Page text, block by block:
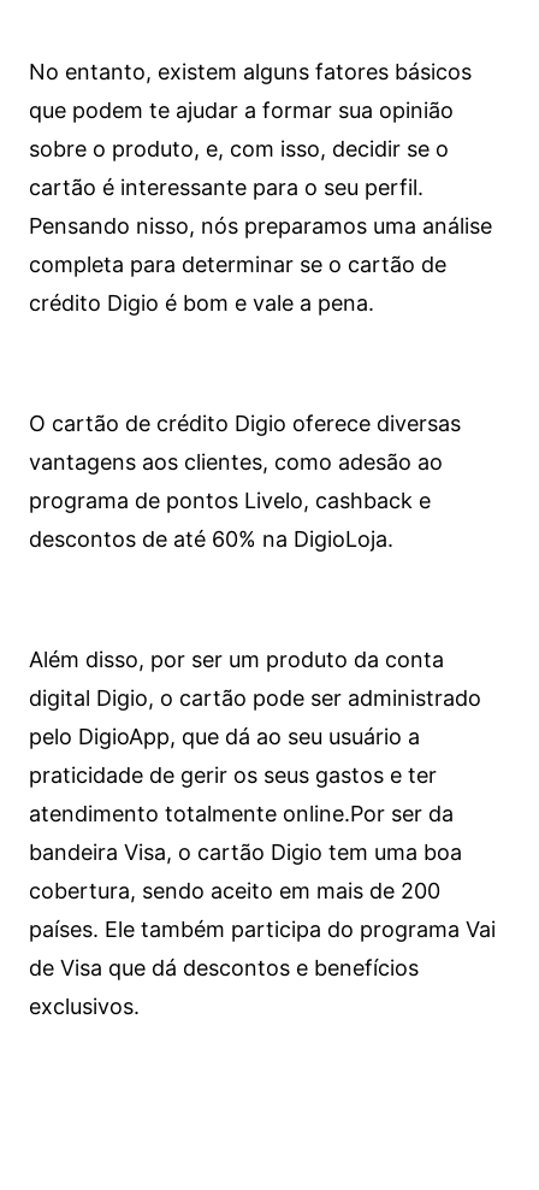
No entanto, existem alguns fatores básicos
que podem te ajudar a formar sua opinião
sobre o produto, e, com isso, decidir se o
cartão é interessante para o seu perfil.
Pensando nisso, nós preparamos uma análise
completa para determinar se o cartão de
crédito Digio é bom e vale a pena.
O cartão de crédito Digio oferece diversas
vantagens aos clientes, como adesão ao
programa de pontos Livelo, cashback e
descontos de até 60% na DigioLoja.
Além disso, por ser um produto da conta
digital Digio, o cartão pode ser administrado
pelo DigioApp, que dá ao seu usuário a
praticidade de gerir os seus gastos e ter
atendimento totalmente online.Por ser da
bandeira Visa, o cartão Digio tem uma boa
cobertura, sendo aceito em mais de 200
países. Ele também participa do programa Vai
de Visa que dá descontos e benefícios
exclusivos.